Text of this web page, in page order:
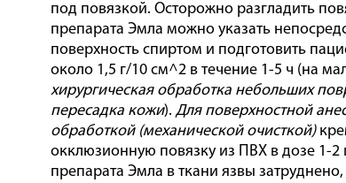
под повязкой. Осторожно разгладить
препарата Эмла можно указать
поверхность спиртом и подготовить
около 1,5 г/10 см^2 в течение 1-5 ч (на
хирургическая обработка небольших
пересадка кожи). Для поверхностной
обработкой (механической очисткой)
окклюзионную повязку из ПВХ в дозе 1-2
препарата Эмла в ткани язвы